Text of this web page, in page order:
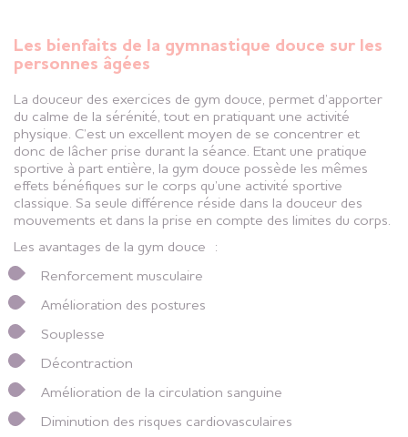
Les bienfaits de la gymnastique douce sur les
personnes âgées
La douceur des exercices de gym douce, permet d’apporter
du calme de la sérénité, tout en pratiquant une activité
physique. C’est un excellent moyen de se concentrer et
donc de lâcher prise durant la séance. Etant une pratique
sportive à part entière, la gym douce possède les mêmes
effets bénéfiques sur le corps qu’une activité sportive
classique. Sa seule différence réside dans la douceur des
mouvements et dans la prise en compte des limites du corps.
Les avantages de la gym douce :
Renforcement musculaire
Amélioration des postures
Souplesse
Décontraction
Amélioration de la circulation sanguine
Diminution des risques cardiovasculaires